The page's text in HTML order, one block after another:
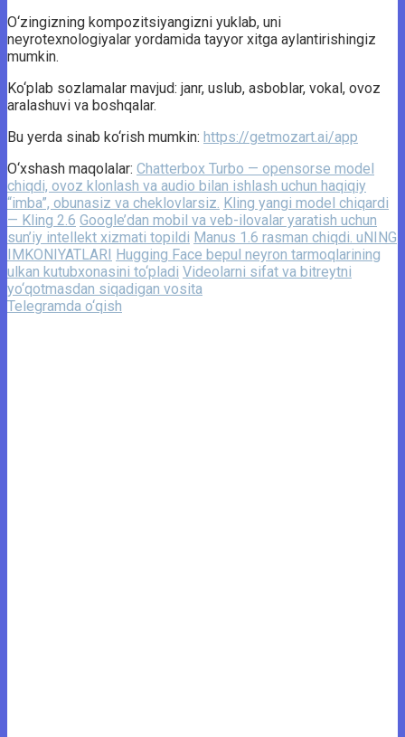
O‘zingizning kompozitsiyangizni yuklab, uni
neyrotexnologiyalar yordamida tayyor xitga aylantirishingiz
mumkin.
Ko‘plab sozlamalar mavjud: janr, uslub, asboblar, vokal, ovoz
aralashuvi va boshqalar.
Bu yerda sinab ko‘rish mumkin: https://getmozart.ai/app
O‘xshash maqolalar: Chatterbox Turbo — opensorse model
chiqdi, ovoz klonlash va audio bilan ishlash uchun haqiqiy
“imba”, obunasiz va cheklovlarsiz. Kling yangi model chiqardi
— Kling 2.6 Google’dan mobil va veb-ilovalar yaratish uchun
sun’iy intellekt xizmati topildi Manus 1.6 rasman chiqdi. uNING
IMKONIYATLARI Hugging Face bepul neyron tarmoqlarining
ulkan kutubxonasini to‘pladi Videolarni sifat va bitreytni
yo‘qotmasdan siqadigan vosita
Telegramda o‘qish